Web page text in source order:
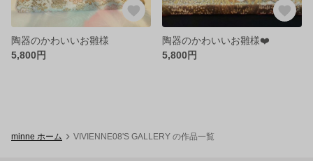
陶器のかわいいお雛様
5,800円
陶器のかわいいお雛様❤️
5,800円
minne ホーム VIVIENNE08'S GALLERY の作品一覧